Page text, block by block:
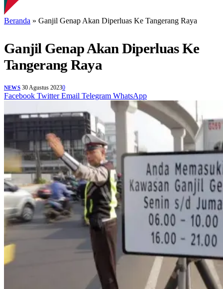
Beranda » Ganjil Genap Akan Diperluas Ke Tangerang Raya
Ganjil Genap Akan Diperluas Ke
Tangerang Raya
NEWS 30 Agustus 20230
Facebook Twitter Email Telegram WhatsApp